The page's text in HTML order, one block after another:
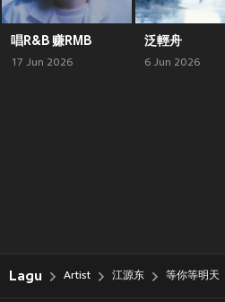
唱R&B 赚RMB
17 Jun 2026
泛輕舟
6 Jun 2026
Lagu Artist 江源东 等你等明天